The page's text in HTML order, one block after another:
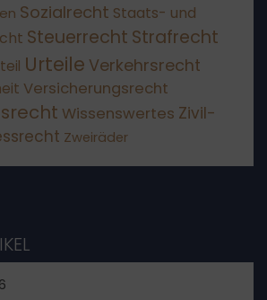
Sozialrecht Staats- und
Steuerrecht Strafrecht
Urteile Verkehrsrecht
Versicherungsrecht
Wissenswertes Zivil-
Zweiräder